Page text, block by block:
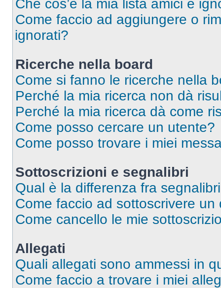
Che cos’è la mia lista amici e
Come faccio ad aggiungere o
ignorati?
Ricerche nella board
Come si fanno le ricerche nella
Perché la mia ricerca non dà
Perché la mia ricerca dà come
Come posso cercare un utente?
Come posso trovare i miei
Sottoscrizioni e segnalibri
Qual è la differenza fra
Come faccio ad sottoscrivere
Come cancello le mie
Allegati
Quali allegati sono ammessi in
Come faccio a trovare i miei